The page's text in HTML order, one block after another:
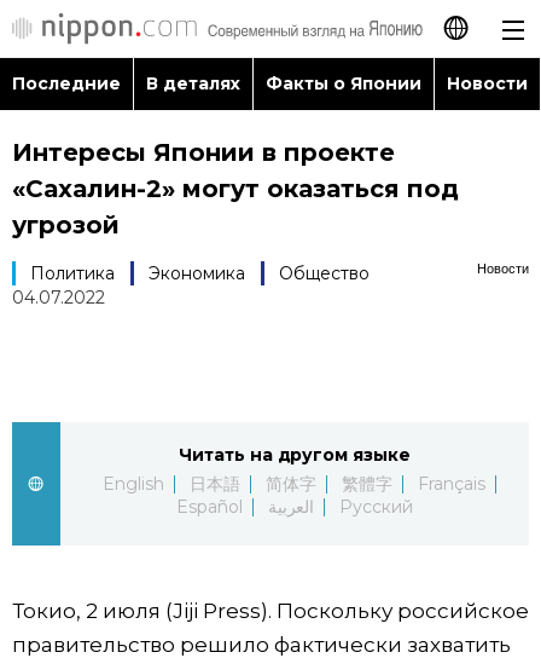
日本語
English
العربية
Последние
В деталях
Путеводитель по Японии
Разделы
Последние В деталях Факты о Японии Новости
Интересы Японии в проекте
«Сахалин-2» могут оказаться под
угрозой
Новости
Политика Экономика
Общество
04.07.2022
Читать на другом языке
English
日本語 简体字 繁體字
Français
Español
العربية Русский
Токио, 2 июля (Jiji Press). Поскольку российское
правительство решило фактически захватить